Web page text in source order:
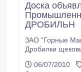
Доска
ДРОБИЛЬН
ЗАО "Горные
Дробилки щековые CМД, ДРО,
Дробилки роторные ДРО,
06/07/2010